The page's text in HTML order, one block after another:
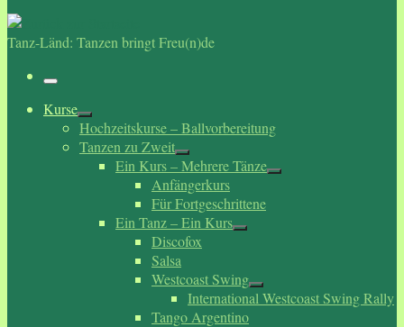
Tanz-Länd: Tanzen bringt Freu(n)de
Menü
Kurse
Hochzeitskurse – Ballvorbereitung
Tanzen zu Zweit
Ein Kurs – Mehrere Tänze
Anfängerkurs
Für Fortgeschrittene
Ein Tanz – Ein Kurs
Discofox
Salsa
Westcoast Swing
International Westcoast Swing Rally
Tango Argentino